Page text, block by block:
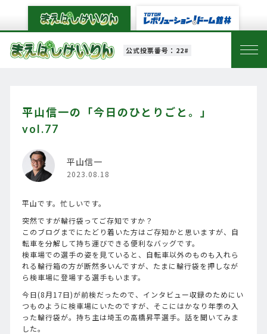
公式投票番号：22#
平山信一の「今日のひとりごと。」
vol.77
平山信一
2023.08.18
平山です。忙しいです。
突然ですが輪行袋ってご存知ですか？
このブログまでにたどり着いた方はご存知かと思いますが、自
転車を分解して持ち運びできる便利なバッグです。
検車場での選手の姿を見ていると、自転車以外のものも入れら
れる輪行箱の方が断然多いんですが、たまに輪行袋を押しなが
ら検車場に登場する選手もいます。
今日(8月17日)が前検だったので、インタビュー収録のためにい
つものように検車場にいたのですが、そこにはかなり年季の入
った輪行袋が。持ち主は埼玉の高橋昇平選手。話を聞いてみま
した。